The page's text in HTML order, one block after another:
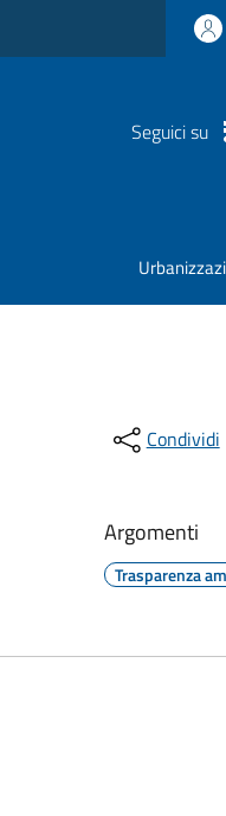
Seguici su
Condividi
Argomenti
Trasparenza